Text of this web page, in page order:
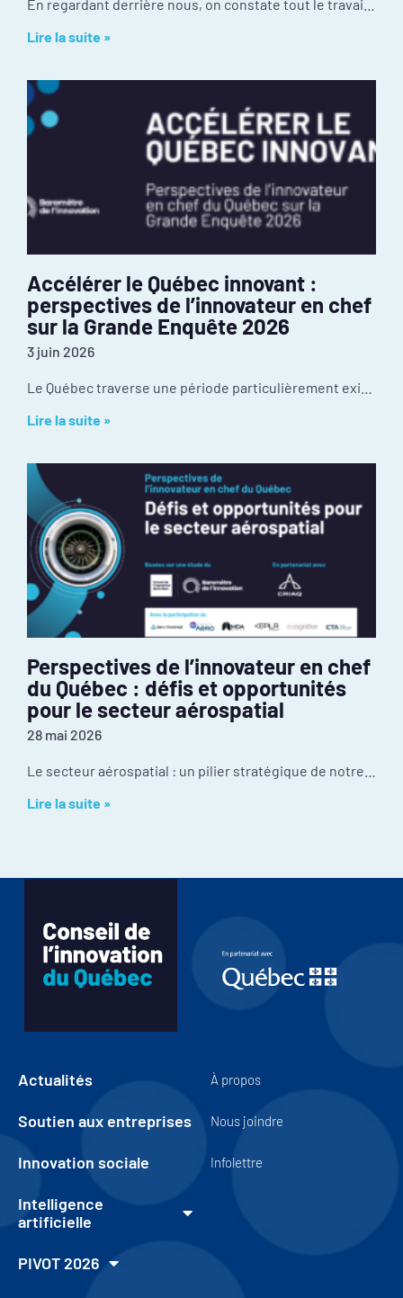
Lire la suite »
Accélérer le Québec innovant :
perspectives de l’innovateur en chef
sur la Grande Enquête 2026
3 juin 2026
Lire la suite »
Perspectives de l’innovateur en chef
du Québec : défis et opportunités
pour le secteur aérospatial
28 mai 2026
Lire la suite »
Actualités
Soutien aux entreprises
Innovation sociale
Intelligence
artificielle
PIVOT 2026
À propos
Nous joindre
Infolettre